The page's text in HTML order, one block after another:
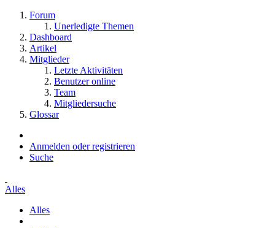
Forum
Unerledigte Themen
Dashboard
Artikel
Mitglieder
Letzte Aktivitäten
Benutzer online
Team
Mitgliedersuche
Glossar
Anmelden oder registrieren
Suche
Alles
Alles